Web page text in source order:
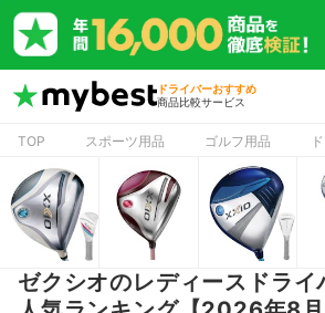
ドライバーおすすめ
商品比較サービス
TOP スポーツ用品 ゴルフ用品
ゼクシオのレディースドライ